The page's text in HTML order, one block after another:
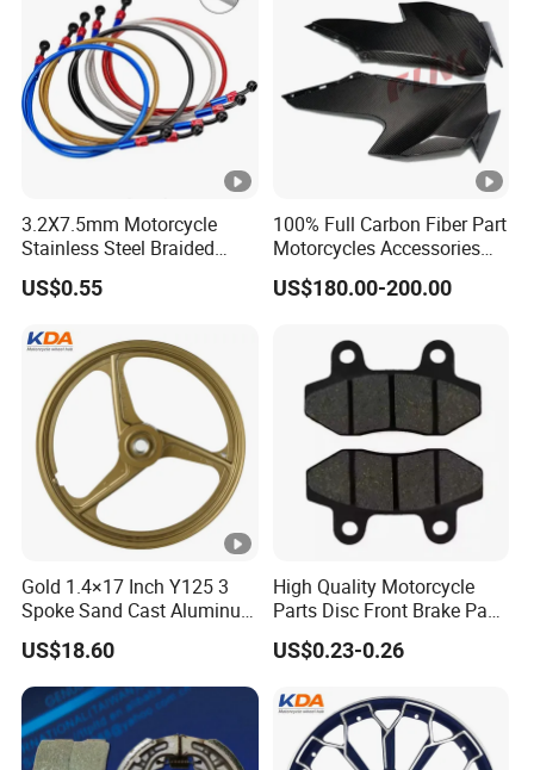
3.2X7.5mm Motorcycle
Stainless Steel Braided
PTFE Nylon Brake Line
Brake Hose Clutch Line
US$0.55
100% Full Carbon Fiber Part
Motorcycles Accessories
Side Fairings for Kawasaki
Zx10 2021+
US$180.00-200.00
Gold 1.4×17 Inch Y125 3
Spoke Sand Cast Aluminum
Motorcycle Front Wheel Rim
for Disc Brake
US$18.60
High Quality Motorcycle
Parts Disc Front Brake Pad
Cbx Cg125 CD110
US$0.23-0.26